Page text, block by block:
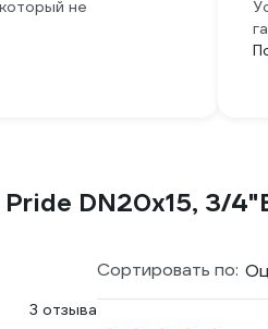
не
DN20x15, 3/
3 отзыва
Сортировать по: